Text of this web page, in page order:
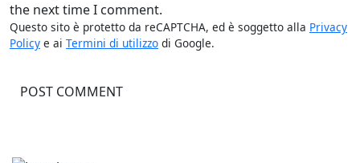
the next time I comment.
Questo sito è protetto da reCAPTCHA, ed è soggetto alla Privacy
Policy e ai Termini di utilizzo di Google.